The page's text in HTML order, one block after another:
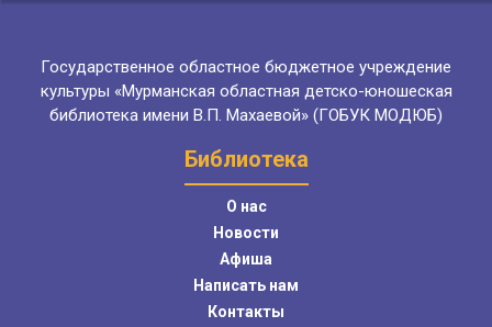
Государственное областное бюджетное учреждение
культуры «Мурманская областная детско-юношеская
библиотека имени В.П. Махаевой» (ГОБУК МОДЮБ)
Библиотека
О нас
Новости
Афиша
Написать нам
Контакты